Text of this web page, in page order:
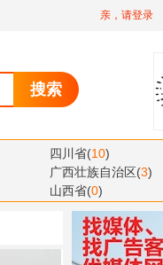
亲，请登录
搜索
四川省(10)
广西壮族自治区(3)
山西省(0)